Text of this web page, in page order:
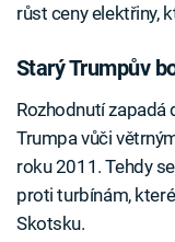
růst ceny elektřiny,
Starý Trumpův
Rozhodnutí
Trumpa vůči
roku 2011. Tehdy se
proti turbínám,
Skotsku.